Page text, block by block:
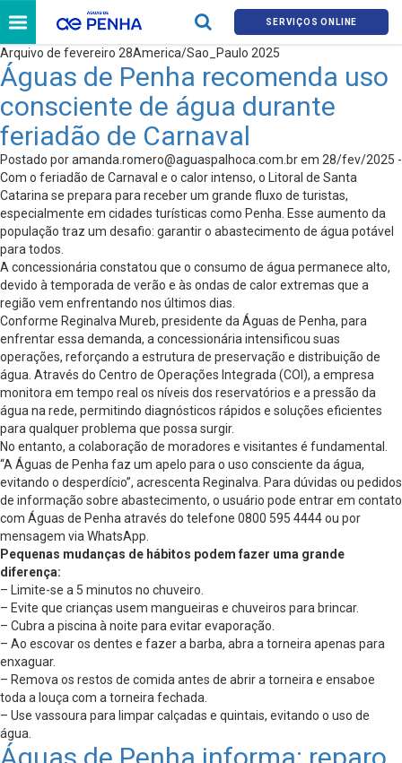
SERVIÇOS ONLINE
Arquivo de fevereiro 28America/Sao_Paulo 2025
Águas de Penha recomenda uso
consciente de água durante
feriadão de Carnaval
Postado poramanda.romero@aguaspalhoca.com.brem 28/fev/2025 -
Com o feriadão de Carnaval e o calor intenso, o Litoral de Santa
Catarina se prepara para receber um grande fluxo de turistas,
especialmente em cidades turísticas como Penha. Esse aumento da
população traz um desafio: garantir o abastecimento de água potável
para todos.
A concessionária constatou que o consumo de água permanece alto,
devido à temporada de verão e às ondas de calor extremas que a
região vem enfrentando nos últimos dias.
Conforme Reginalva Mureb, presidente da Águas de Penha, para
enfrentar essa demanda, a concessionária intensificou suas
operações, reforçando a estrutura de preservação e distribuição de
água. Através do Centro de Operações Integrada (COI), a empresa
monitora em tempo real os níveis dos reservatórios e a pressão da
água na rede, permitindo diagnósticos rápidos e soluções eficientes
para qualquer problema que possa surgir.
No entanto, a colaboração de moradores e visitantes é fundamental.
“A Águas de Penha faz um apelo para o uso consciente da água,
evitando o desperdício”, acrescenta Reginalva. Para dúvidas ou pedidos
de informação sobre abastecimento, o usuário pode entrar em contato
com Águas de Penha através do telefone 0800 595 4444 ou por
mensagem via WhatsApp.
Pequenas mudanças de hábitos podem fazer uma grande
diferença:
– Limite-se a 5 minutos no chuveiro.
– Evite que crianças usem mangueiras e chuveiros para brincar.
– Cubra a piscina à noite para evitar evaporação.
– Ao escovar os dentes e fazer a barba, abra a torneira apenas para
enxaguar.
– Remova os restos de comida antes de abrir a torneira e ensaboe
toda a louça com a torneira fechada.
– Use vassoura para limpar calçadas e quintais, evitando o uso de
água.